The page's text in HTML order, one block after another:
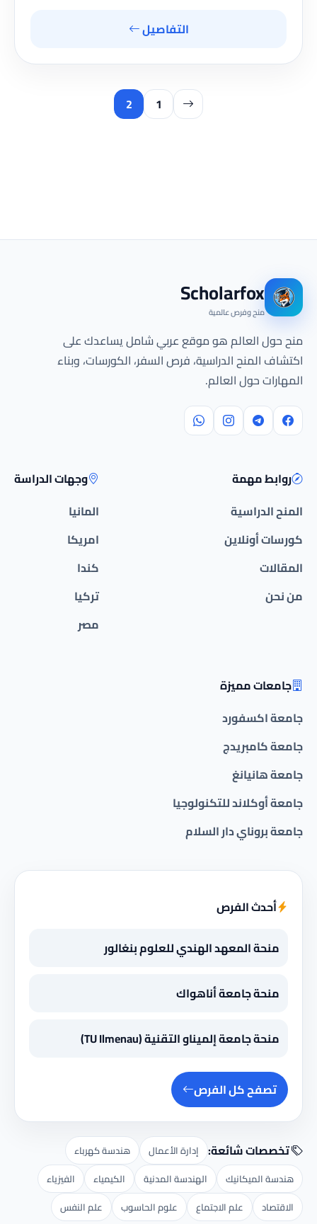
التفاصيل
1
2
Scholarfox
منح وفرص عالمية
منح حول العالم هو موقع عربي شامل يساعدك على
اكتشاف المنح الدراسية، فرص السفر، الكورسات، وبناء
المهارات حول العالم.
روابط مهمة
المنح الدراسية
كورسات أونلاين
المقالات
من نحن
وجهات الدراسة
المانيا
امريكا
كندا
تركيا
مصر
جامعات مميزة
جامعة اكسفورد
جامعة كامبريدج
جامعة هانيانغ
جامعة أوكلاند للتكنولوجيا
جامعة بروناي دار السلام
أحدث الفرص
منحة المعهد الهندي للعلوم بنغالور
منحة جامعة أناهواك
منحة جامعة إلميناو التقنية (TU Ilmenau)
تصفح كل الفرص
تخصصات شائعة: إدارة الأعمال
هندسة كهرباء
هندسة الميكانيك
الهندسة المدنية الكيمياء
الفيزياء
الاقتصاد
علم الاجتماع علوم الحاسوب علم النفس